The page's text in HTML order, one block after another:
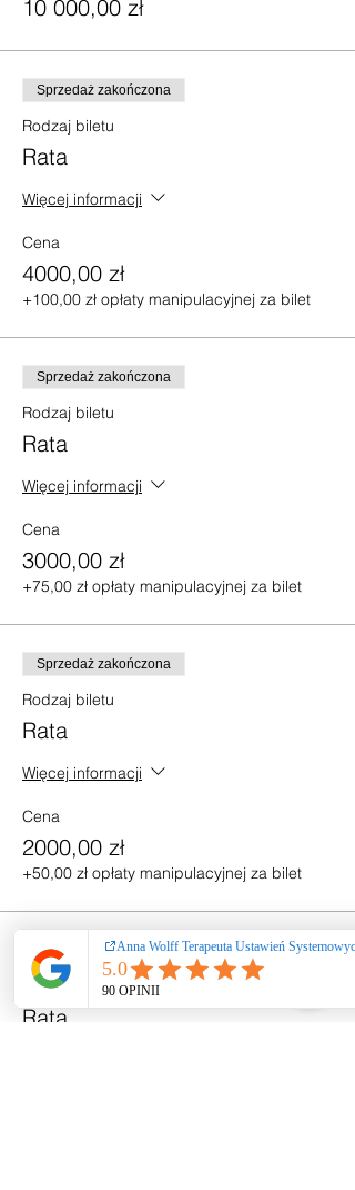
10 000,00 zł
Sprzedaż zakończona
Rodzaj biletu
Rata
Więcej informacji
Cena
4000,00 zł
+100,00 zł opłaty manipulacyjnej za bilet
Sprzedaż zakończona
Rodzaj biletu
Rata
Więcej informacji
Cena
3000,00 zł
+75,00 zł opłaty manipulacyjnej za bilet
Sprzedaż zakończona
Rodzaj biletu
Rata
Więcej informacji
Cena
2000,00 zł
+50,00 zł opłaty manipulacyjnej za bilet
Sprzedaż zakończona
Rodzaj biletu
Rata